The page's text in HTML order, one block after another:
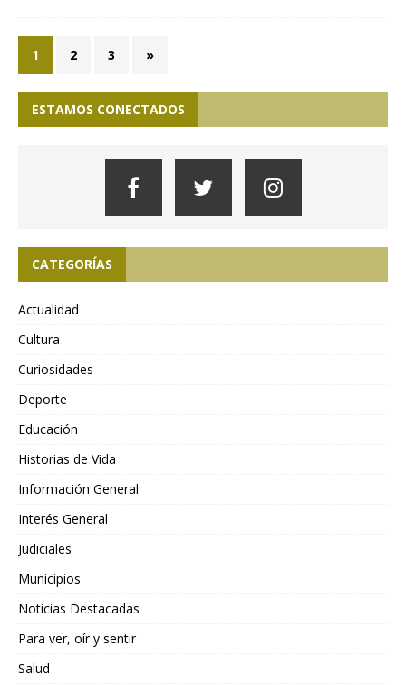
1 2 3 »
ESTAMOS CONECTADOS
CATEGORÍAS
Actualidad
Cultura
Curiosidades
Deporte
Educación
Historias de Vida
Información General
Interés General
Judiciales
Municipios
Noticias Destacadas
Para ver, oír y sentir
Salud